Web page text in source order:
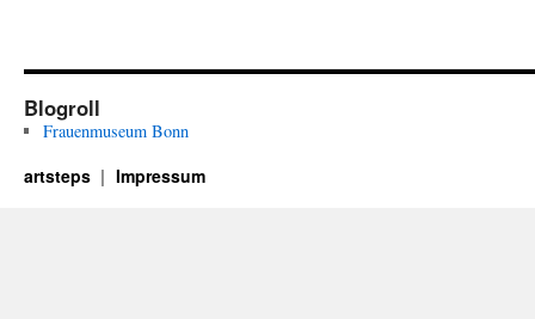
Blogroll
Frauenmuseum Bonn
artsteps Impressum